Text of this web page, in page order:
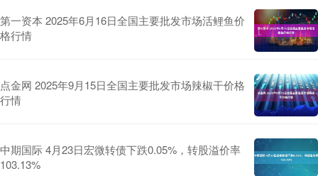
第一资本 2025年6月16日全国主要批发市场活鲤鱼价
格行情
点金网 2025年9月15日全国主要批发市场辣椒干价格
行情
中期国际 4月23日宏微转债下跌0.05%，转股溢价率
103.13%